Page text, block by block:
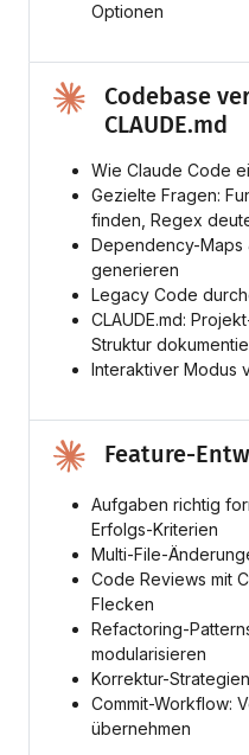
Optionen
Codebase
CLAUDE.md
Wie Claude Code
Gezielte Fragen:
finden, Regex
Dependency-Maps
generieren
Legacy Code
CLAUDE.md:
Struktur
Interaktiver Modus
Feature-
Aufgaben richtig
Erfolgs-Kriterien
Multi-File-
Code Reviews mit
Flecken
Refactoring-
modularisieren
Korrektur-
Commit-Workflow:
übernehmen